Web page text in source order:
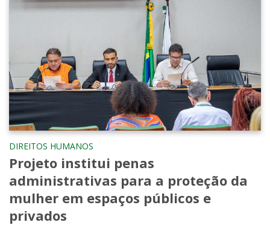
DIREITOS HUMANOS
Projeto institui penas
administrativas para a proteção da
mulher em espaços públicos e
privados